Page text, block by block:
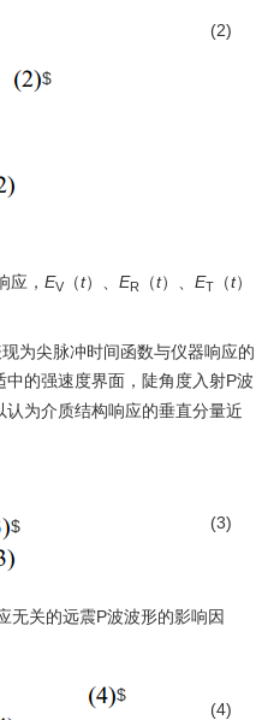
$
(2)
应， EV （t）、 ER （t）、 ET （t）
为尖脉冲时间函数与仪器响应的
的强速度界面，陡角度入射P波
认为介质结构响应的垂直分量近
$
(3)
无关的远震P波波形的影响因
$
(4)